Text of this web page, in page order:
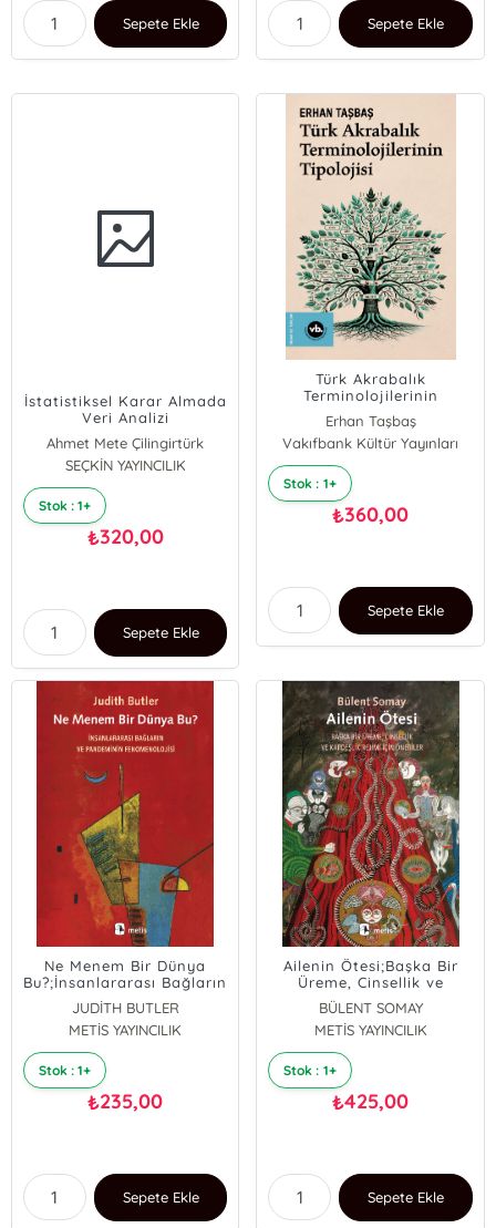
Sepete Ekle Sepete Ekle
İstatistiksel Karar Almada
Veri Analizi
Ahmet Mete Çilingirtürk
SEÇKİN YAYINCILIK
Stok : 1+
₺320,00
Sepete Ekle
Türk Akrabalık
Terminolojilerinin
Tipolojisi
Erhan Taşbaş
Vakıfbank Kültür Yayınları
Stok : 1+
₺360,00
Sepete Ekle
Ne Menem Bir Dünya
Bu?;İnsanlararası Bağların
ve Pandeminin
Fenomenolojisi
JUDİTH BUTLER
METİS YAYINCILIK
Stok : 1+
₺235,00
Sepete Ekle
Ailenin Ötesi;Başka Bir
Üreme, Cinsellik ve
Kardeşlik Rejimi İçin
Öneriler
BÜLENT SOMAY
METİS YAYINCILIK
Stok : 1+
₺425,00
Sepete Ekle